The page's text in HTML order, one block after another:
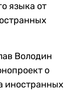
языка от
Володин
о
иностранных